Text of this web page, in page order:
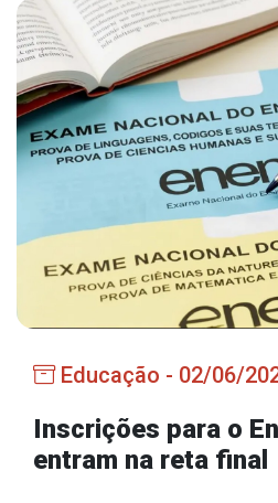
Gabinete do Vice-prefeito
História do Município
Símbolos Oficiais
Estrutura Organizacional
Secretarias
Administração
Agricultura e Meio Ambiente
Educação, Cultura, Desporto e
Obras
Saúde
Educação - 02/06/
Inscrições para o
entram na reta final